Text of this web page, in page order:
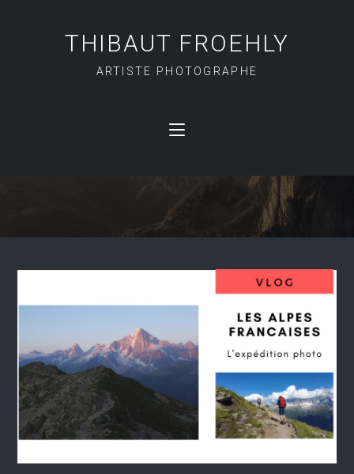
THIBAUT FROEHLY
ARTISTE PHOTOGRAPHE
LUMIERE